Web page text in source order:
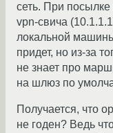
сеть. При посылке
vpn-свича
локальной
придет, но из-за
не знает про
на шлюз по
Получается, что
не годен? Ведь